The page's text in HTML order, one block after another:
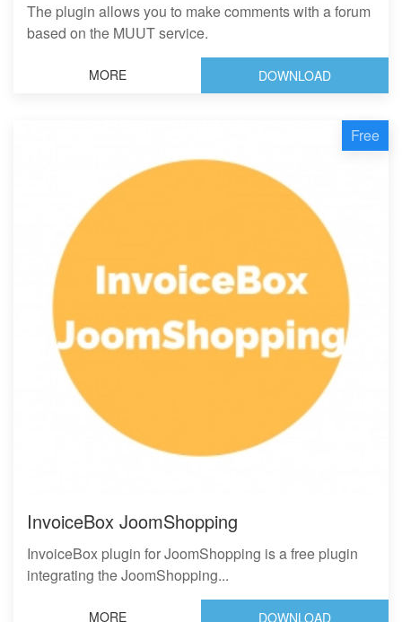
The plugin allows you to make comments with a forum
based on the MUUT service.
MORE DOWNLOAD
Free
InvoiceBox JoomShopping
InvoiceBox plugin for JoomShopping is a free plugin
integrating the JoomShopping...
MORE DOWNLOAD